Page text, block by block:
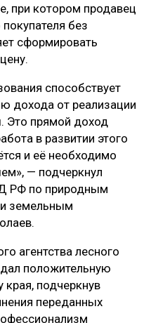
при котором продавец
без
сформировать
способствует
дохода от реализации
Это прямой доход
в развитии этого
и её необходимо
— подчеркнул
РФ по природным
и земельным
агентства лесного
положительную
края, подчеркнув
переданных